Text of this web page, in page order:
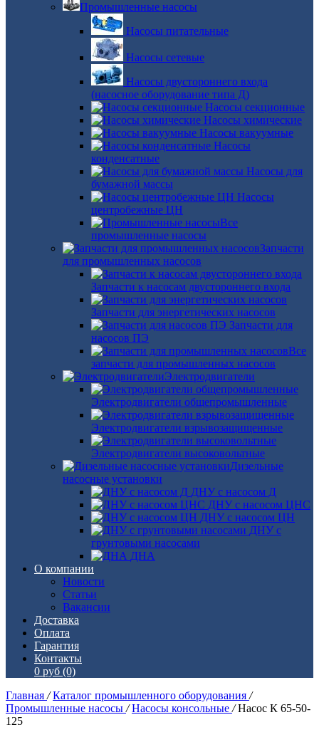
Промышленные насосы
Насосы питательные
Насосы сетевые
Насосы двустороннего входа
(насосное оборудование типа Д)
Насосы секционные
Насосы химические
Насосы вакуумные
Насосы
конденсатные
Насосы для
бумажной массы
Насосы
центробежные ЦН
Все
промышленные насосы
Запчасти
для промышленных насосов
Запчасти к насосам двустороннего входа
Запчасти для энергетических насосов
Запчасти для
насосов ПЭ
Все
запчасти для промышленных насосов
Электродвигатели
Электродвигатели общепромышленные
Электродвигатели взрывозащищенные
Электродвигатели высоковольтные
Дизельные
насосные установки
ДНУ с насосом Д
ДНУ с насосом ЦНС
ДНУ с насосом ЦН
ДНУ с
грунтовыми насосами
ДНА
О компании
Новости
Статьи
Вакансии
Доставка
Оплата
Гарантия
Контакты
0 руб (0)
Главная / Каталог промышленного оборудования /
Промышленные насосы / Насосы консольные / Насос К 65-50-
125